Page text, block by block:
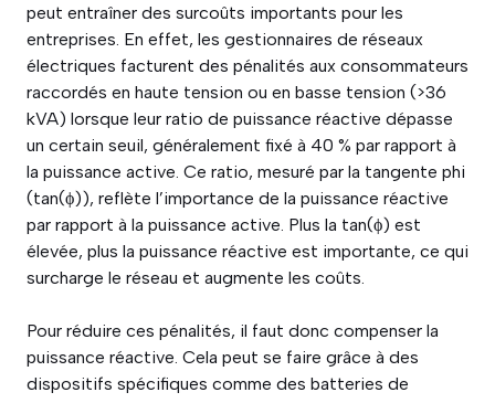
peut entraîner des surcoûts importants pour les
entreprises. En effet, les gestionnaires de réseaux
électriques facturent des pénalités aux consommateurs
raccordés en haute tension ou en basse tension (>36
kVA) lorsque leur ratio de puissance réactive dépasse
un certain seuil, généralement fixé à 40 % par rapport à
la puissance active. Ce ratio, mesuré par la tangente phi
(tan(ϕ)), reflète l’importance de la puissance réactive
par rapport à la puissance active. Plus la tan(ϕ) est
élevée, plus la puissance réactive est importante, ce qui
surcharge le réseau et augmente les coûts.
Pour réduire ces pénalités, il faut donc compenser la
puissance réactive. Cela peut se faire grâce à des
dispositifs spécifiques comme des batteries de